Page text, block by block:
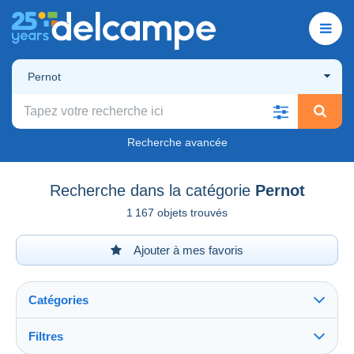
Pernot
Recherche avancée
Recherche dans la catégorie Pernot
1 167 objets trouvés
Ajouter à mes favoris
Catégories
Filtres